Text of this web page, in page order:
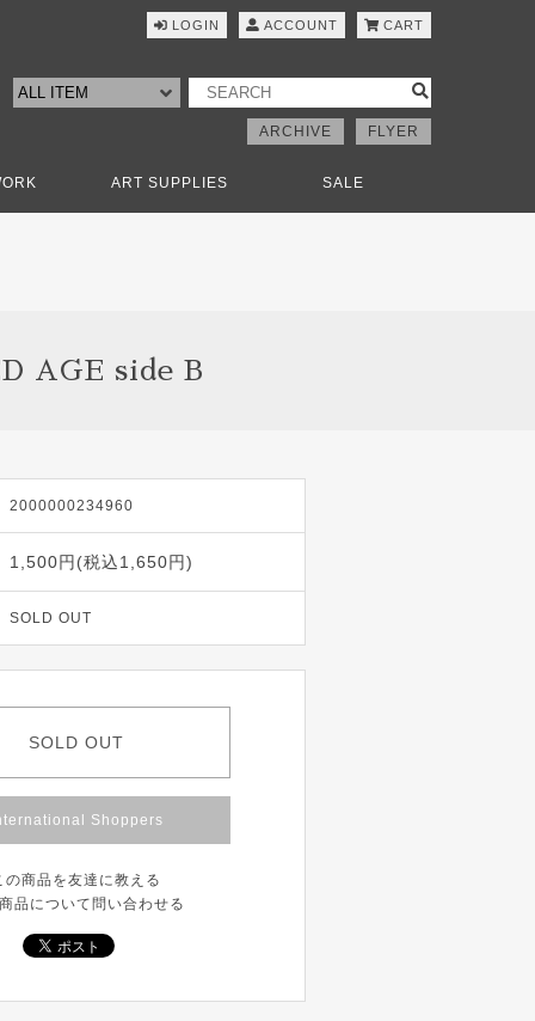
LOGIN ACCOUNT CART
ARCHIVE FLYER
ART SUPPLIES SALE
AGE side B
2000000234960
1,500円(税込1,650円)
SOLD OUT
SOLD OUT
Shoppers
の商品を友達に教える
品について問い合わせる